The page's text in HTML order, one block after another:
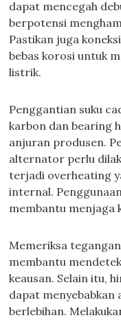
dapat mencegah
berpotensi
Pastikan juga
bebas korosi untuk
listrik.
Penggantian suku
karbon dan bearing
anjuran produsen.
alternator perlu
terjadi overheating
internal.
membantu menjaga
Memeriksa
membantu
keausan. Selain itu,
dapat
berlebihan.